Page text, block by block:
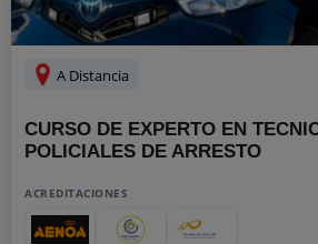
A Distancia
CURSO DE EXPERTO EN
POLICIALES DE ARRESTO
ACREDITACIONES